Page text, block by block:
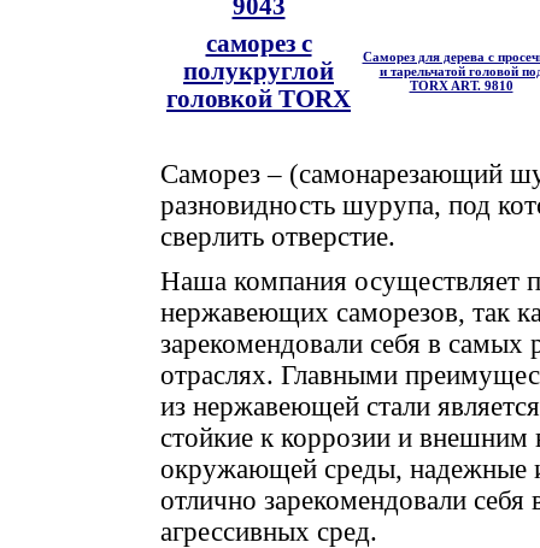
9043
саморез с
полукруглой
головкой TORX
Саморез для дерева с
и тарельчатой головой
TORX ART. 9810
Саморез – (самонарезающий
разновидность шурупа, под
сверлить отверстие.
Наша компания осуществляет
нержавеющих саморезов, так
зарекомендовали себя в самых
отраслях. Главными
из нержавеющей стали
стойкие к коррозии и внешним
окружающей среды, надежные
отлично зарекомендовали себя
агрессивных сред.